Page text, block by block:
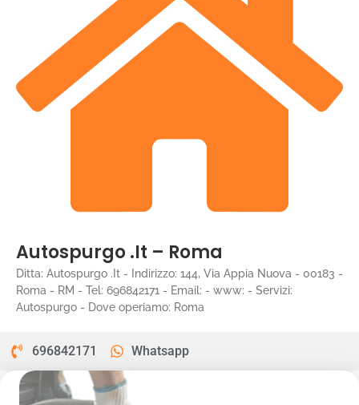
Autospurgo .It – Roma
Ditta: Autospurgo .It - Indirizzo: 144, Via Appia Nuova - 00183 -
Roma - RM - Tel: 696842171 - Email: - www: - Servizi:
Autospurgo - Dove operiamo: Roma
696842171 Whatsapp